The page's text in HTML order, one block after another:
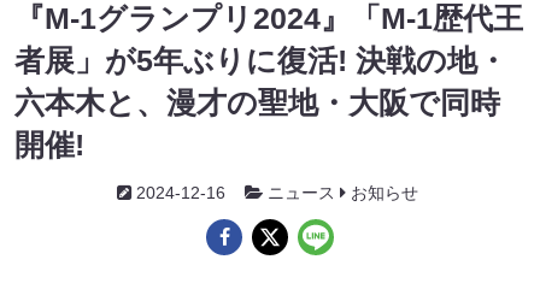
『M-1グランプリ2024』「M-1歴代王
者展」が5年ぶりに復活! 決戦の地・
六本木と、漫才の聖地・大阪で同時
開催!
2024-12-16 ニュース お知らせ